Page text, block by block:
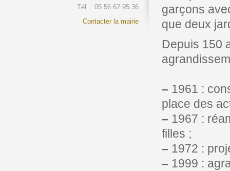
Tél. : 05 56 62 95 36
Contacter la mairie
garçons
que deux
Depuis 150
– 1961 :
place des
– 1967 :
filles ;
– 1972 :
– 1999 :